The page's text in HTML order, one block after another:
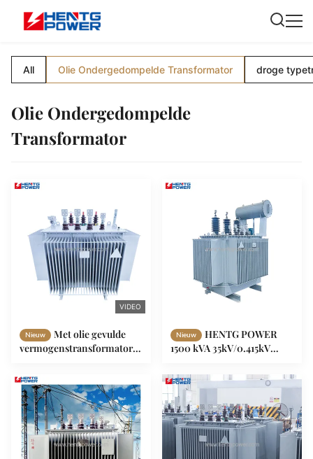
All Olie Ondergedompelde Transformator droge
Olie Ondergedompelde
Transformator
VIDEO
Nieuw
Met olie gevulde
vermogenstransformator
Koperen wikkeling Laag
verlies
Nieuw
HENTG POWER
1500 kVA 35kV/0.415kV
Transformator met ONAN
Koeling voor Betrouwbare
Stroomdistributie